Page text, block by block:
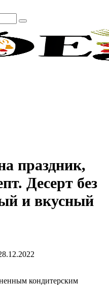
праздник,
Десерт без
и вкусный
кондитерским